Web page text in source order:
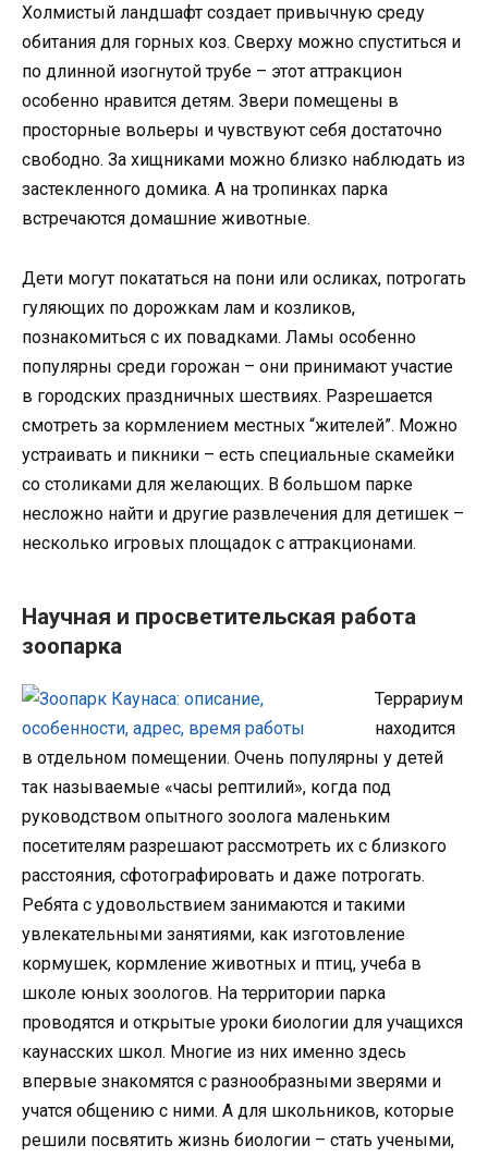
Холмистый ландшафт создает привычную среду
обитания для горных коз. Сверху можно спуститься и
по длинной изогнутой трубе – этот аттракцион
особенно нравится детям. Звери помещены в
просторные вольеры и чувствуют себя достаточно
свободно. За хищниками можно близко наблюдать из
застекленного домика. А на тропинках парка
встречаются домашние животные.
Дети могут покататься на пони или осликах, потрогать
гуляющих по дорожкам лам и козликов,
познакомиться с их повадками. Ламы особенно
популярны среди горожан – они принимают участие
в городских праздничных шествиях. Разрешается
смотреть за кормлением местных “жителей”. Можно
устраивать и пикники – есть специальные скамейки
со столиками для желающих. В большом парке
несложно найти и другие развлечения для детишек –
несколько игровых площадок с аттракционами.
Научная и просветительская работа
зоопарка
Террариум
находится
в отдельном помещении. Очень популярны у детей
так называемые «часы рептилий», когда под
руководством опытного зоолога маленьким
посетителям разрешают рассмотреть их с близкого
расстояния, сфотографировать и даже потрогать.
Ребята с удовольствием занимаются и такими
увлекательными занятиями, как изготовление
кормушек, кормление животных и птиц, учеба в
школе юных зоологов. На территории парка
проводятся и открытые уроки биологии для учащихся
каунасских школ. Многие из них именно здесь
впервые знакомятся с разнообразными зверями и
учатся общению с ними. А для школьников, которые
решили посвятить жизнь биологии – стать учеными,